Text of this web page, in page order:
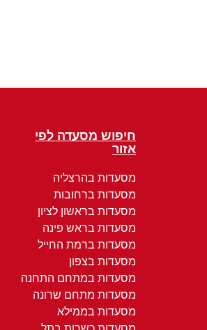
חיפוש מסעדה לפי
אזור
מסעדות בהרצליה
מסעדות ברחובות
מסעדות בראשון לציון
מסעדות בראש פינה
מסעדות ברמת החייל
מסעדות בצפון
מסעדות במתחם התחנה
מסעדות מתחם שרונה
מסעדות בממילא